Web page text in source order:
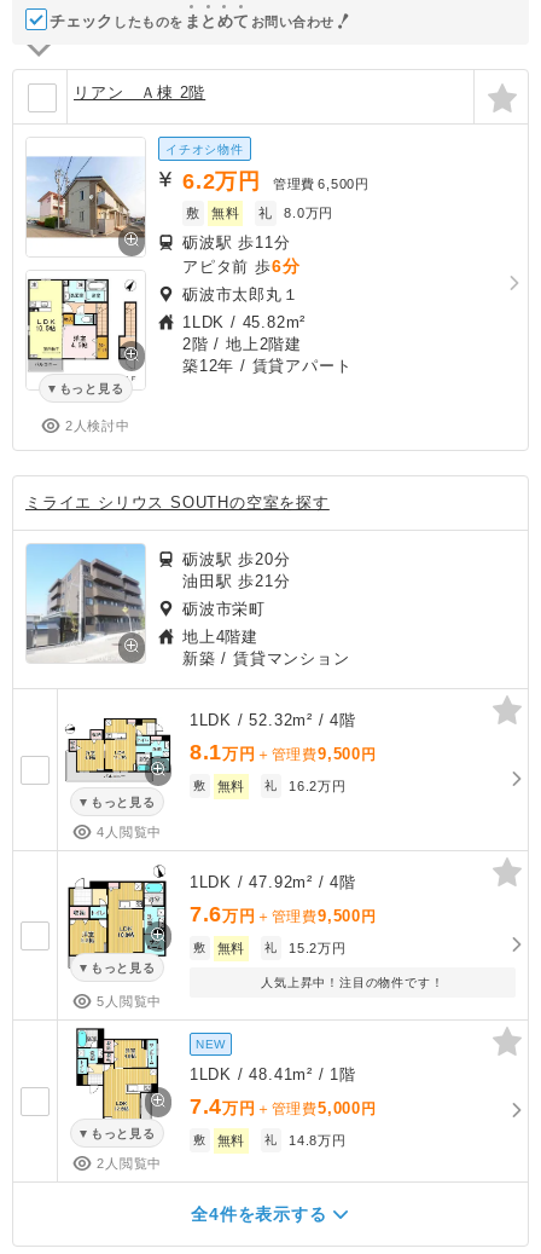
チェック したものを ま と めて お問い合わせ
リアン Ａ棟 2階
もっと見る
2人検討中
イチオシ物件
6.2万円 管理費 6,500円
敷
無料 礼 8.0万円
砺波駅 歩11分
アピタ前 歩6分
砺波市太郎丸１
1LDK / 45.82m²
2階 / 地上2階建
築12年 / 賃貸アパート
ミライエ シリウス SOUTHの空室を探す
砺波駅 歩20分
油田駅 歩21分
砺波市栄町
地上4階建
新築 / 賃貸マンション
もっと見る
4人閲覧中
1LDK / 52.32m² / 4階
8.1万円 ＋管理費9,500 円
敷 無料 礼 16.2万円
もっと見る
5人閲覧中
1LDK / 47.92m² / 4階
7.6万円 ＋管理費9,500 円
敷 無料 礼 15.2万円
人気上昇中！注目の物件です！
もっと見る
2人閲覧中
NEW
1LDK / 48.41m² / 1階
7.4万円 ＋管理費5,000 円
敷 無料 礼 14.8万円
全4件を表示する